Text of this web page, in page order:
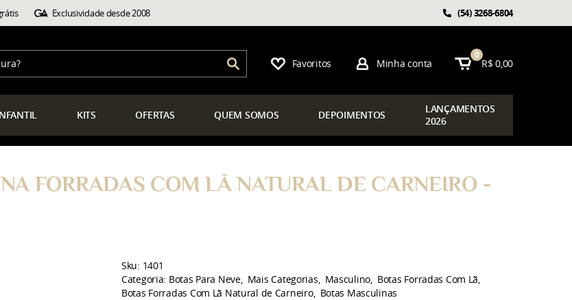
Exclusividade desde 2008 (54)3268-6804
Favoritos Minha conta
0
R$ 0,00
KITS OFERTAS QUEM SOMOS DEPOIMENTOS LANÇAMENTOS
2026
FORRADAS COM LÃ NATURAL DE CARNEIRO -
Sku: 1401
Categoria: Botas Para Neve Mais Categorias Masculino Botas Forradas Com Lã
Botas Forradas Com Lã Natural de Carneiro
Botas Masculinas